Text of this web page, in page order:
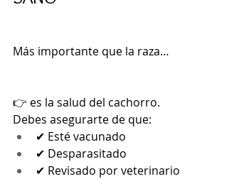
Más importante que la raza…
👉 es la salud del cachorro.
Debes asegurarte de que:
✔ Esté vacunado
✔ Desparasitado
✔ Revisado por veterinario